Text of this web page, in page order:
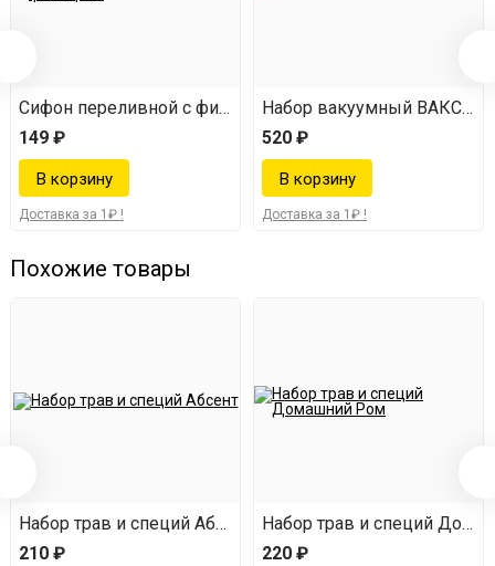
Сифон переливной с фильтром
149 ₽
Доставка за 1₽ !
Набор вакуумный ВАКС
520 ₽
Доставка за 1₽ !
Похожие товары
Набор трав и специй Абсент
210 ₽
Набор трав и специй
220 ₽